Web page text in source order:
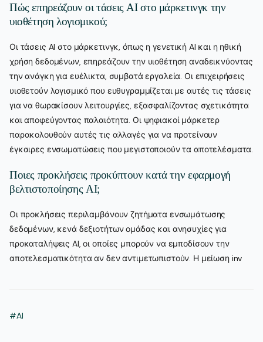
Πώς επηρεάζουν οι τάσεις AI στο μάρκετινγκ την
υιοθέτηση λογισμικού;
Οι τάσεις AI στο μάρκετινγκ, όπως η γενετική AI και η ηθική
χρήση δεδομένων, επηρεάζουν την υιοθέτηση αναδεικνύοντας
την ανάγκη για ευέλικτα, συμβατά εργαλεία. Οι επιχειρήσεις
υιοθετούν λογισμικό που ευθυγραμμίζεται με αυτές τις τάσεις
για να θωρακίσουν λειτουργίες, εξασφαλίζοντας σχετικότητα
και αποφεύγοντας παλαιότητα. Οι ψηφιακοί μάρκετερ
παρακολουθούν αυτές τις αλλαγές για να προτείνουν
έγκαιρες ενσωματώσεις που μεγιστοποιούν τα αποτελέσματα.
Ποιες προκλήσεις προκύπτουν κατά την εφαρμογή
βελτιστοποίησης AI;
Οι προκλήσεις περιλαμβάνουν ζητήματα ενσωμάτωσης
δεδομένων, κενά δεξιοτήτων ομάδας και ανησυχίες για
προκαταλήψεις AI, οι οποίες μπορούν να εμποδίσουν την
αποτελεσματικότητα αν δεν αντιμετωπιστούν. Η μείωση inv
#AI